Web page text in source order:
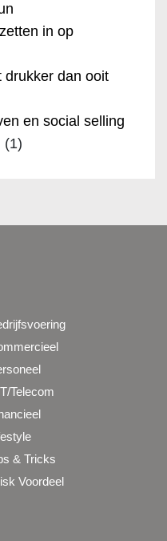
in op
drukker dan ooit
en social selling
(1)
Telecom
& Tricks
Voordeel